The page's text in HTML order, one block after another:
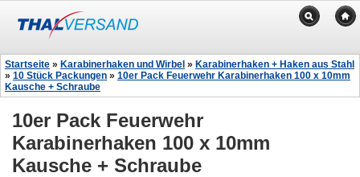
Startseite » Karabinerhaken und Wirbel » Karabinerhaken + Haken aus Stahl
» 10 Stück Packungen » 10er Pack Feuerwehr Karabinerhaken 100 x 10mm
Kausche + Schraube
10er Pack Feuerwehr
Karabinerhaken 100 x 10mm
Kausche + Schraube